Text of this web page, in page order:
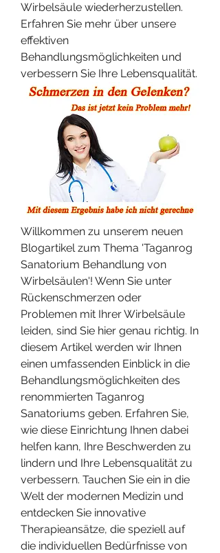
Wirbelsäule wiederherzustellen.
Erfahren Sie mehr über unsere
effektiven
Behandlungsmöglichkeiten und
verbessern Sie Ihre Lebensqualität.
Willkommen zu unserem neuen
Blogartikel zum Thema 'Taganrog
Sanatorium Behandlung von
Wirbelsäulen'! Wenn Sie unter
Rückenschmerzen oder
Problemen mit Ihrer Wirbelsäule
leiden, sind Sie hier genau richtig. In
diesem Artikel werden wir Ihnen
einen umfassenden Einblick in die
Behandlungsmöglichkeiten des
renommierten Taganrog
Sanatoriums geben. Erfahren Sie,
wie diese Einrichtung Ihnen dabei
helfen kann, Ihre Beschwerden zu
lindern und Ihre Lebensqualität zu
verbessern. Tauchen Sie ein in die
Welt der modernen Medizin und
entdecken Sie innovative
Therapieansätze, die speziell auf
die individuellen Bedürfnisse von